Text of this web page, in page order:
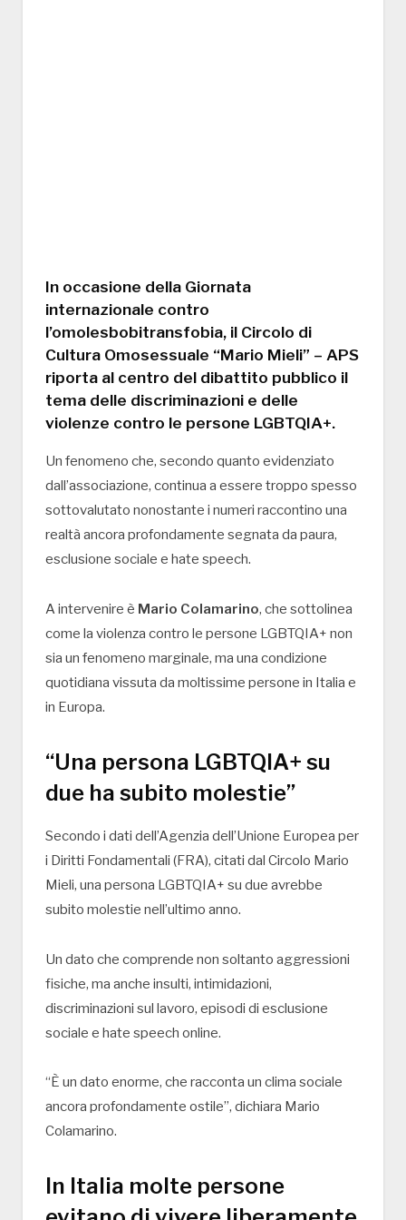
In occasione della Giornata
internazionale contro
l’omolesbobitransfobia, il Circolo di
Cultura Omosessuale “Mario Mieli” – APS
riporta al centro del dibattito pubblico il
tema delle discriminazioni e delle
violenze contro le persone LGBTQIA+.
Un fenomeno che, secondo quanto evidenziato
dall’associazione, continua a essere troppo spesso
sottovalutato nonostante i numeri raccontino una
realtà ancora profondamente segnata da paura,
esclusione sociale e hate speech.
A intervenire è Mario Colamarino, che sottolinea
come la violenza contro le persone LGBTQIA+ non
sia un fenomeno marginale, ma una condizione
quotidiana vissuta da moltissime persone in Italia e
in Europa.
“Una persona LGBTQIA+ su
due ha subito molestie”
Secondo i dati dell’Agenzia dell’Unione Europea per
i Diritti Fondamentali (FRA), citati dal Circolo Mario
Mieli, una persona LGBTQIA+ su due avrebbe
subito molestie nell’ultimo anno.
Un dato che comprende non soltanto aggressioni
fisiche, ma anche insulti, intimidazioni,
discriminazioni sul lavoro, episodi di esclusione
sociale e hate speech online.
“È un dato enorme, che racconta un clima sociale
ancora profondamente ostile”, dichiara Mario
Colamarino.
In Italia molte persone